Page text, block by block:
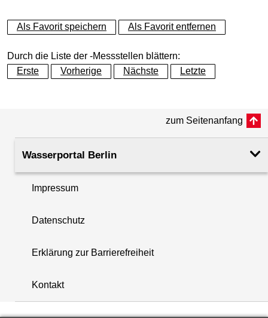
+
−
+
−
Als Favorit speichern Als Favorit entfernen
Durch die Liste der -Messstellen blättern:
Erste
Vorherige Nächste Letzte
zum Seitenanfang
Wasserportal Berlin
Impressum
Datenschutz
Erklärung zur Barrierefreiheit
Kontakt